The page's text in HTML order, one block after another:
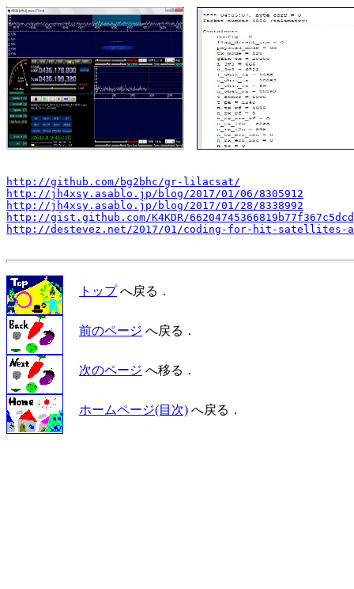
http://github.com/bg2bhc/gr-lilacsat/
http://jh4xsy.asablo.jp/blog/2017/01/06/8305912
http://jh4xsy.asablo.jp/blog/2017/01/28/8338992
http://gist.github.com/K4KDR/
http://destevez.net/2017/01/coding-for-hit-satellites-
トップへ戻る．
前のページ へ戻る．
次のページ へ移る．
ホームページ(目次) へ戻る．